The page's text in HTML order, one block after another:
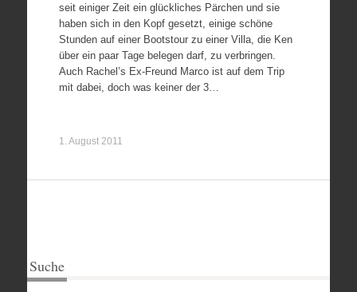
seit einiger Zeit ein glückliches Pärchen und sie
haben sich in den Kopf gesetzt, einige schöne
Stunden auf einer Bootstour zu einer Villa, die Ken
über ein paar Tage belegen darf, zu verbringen.
Auch Rachel’s Ex-Freund Marco ist auf dem Trip
mit dabei, doch was keiner der 3…
1. August 2011
Suche